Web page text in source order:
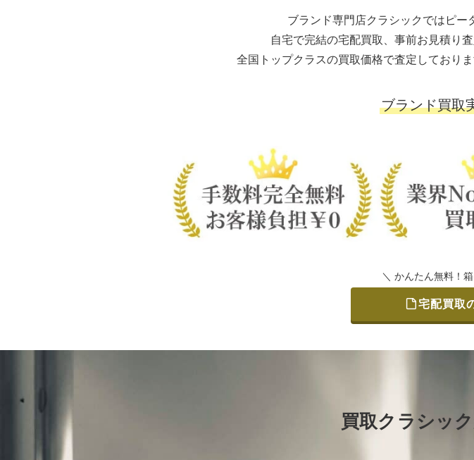
ブランド専門店クラシックではピー
自宅で完結の宅配買取、事前お見積り
全国トップクラスの買取価格で査定しており
ブランド買取
＼ かんたん無料！
宅配買取
買取クラシッ